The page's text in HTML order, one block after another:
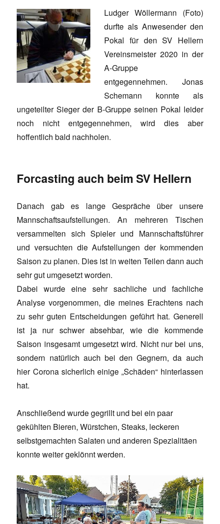
Ludger Wöllermann (Foto)
durfte als Anwesender den
Pokal für den SV Hellern
Vereinsmeister 2020 in der
A-Gruppe
entgegennehmen. Jonas
Schemann konnte als
ungeteilter Sieger der B-Gruppe seinen Pokal leider
noch nicht entgegennehmen, wird dies aber
hoffentlich bald nachholen.
Forcasting auch beim SV Hellern
Danach gab es lange Gespräche über unsere
Mannschaftsaufstellungen. An mehreren Tischen
versammelten sich Spieler und Mannschaftsführer
und versuchten die Aufstellungen der kommenden
Saison zu planen. Dies ist in weiten Teilen dann auch
sehr gut umgesetzt worden.
Dabei wurde eine sehr sachliche und fachliche
Analyse vorgenommen, die meines Erachtens nach
zu sehr guten Entscheidungen geführt hat. Generell
ist ja nur schwer absehbar, wie die kommende
Saison insgesamt umgesetzt wird. Nicht nur bei uns,
sondern natürlich auch bei den Gegnern, da auch
hier Corona sicherlich einige „Schäden“ hinterlassen
hat.
Anschließend wurde gegrillt und bei ein paar
gekühlten Bieren, Würstchen, Steaks, leckeren
selbstgemachten Salaten und anderen Spezialitäen
konnte weiter geklönnt werden.